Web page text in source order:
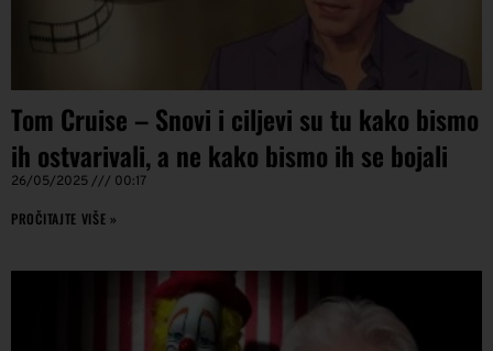
Tom Cruise – Snovi i ciljevi su tu kako bismo
ih ostvarivali, a ne kako bismo ih se bojali
26/05/2025 00:17
PROČITAJTE VIŠE »